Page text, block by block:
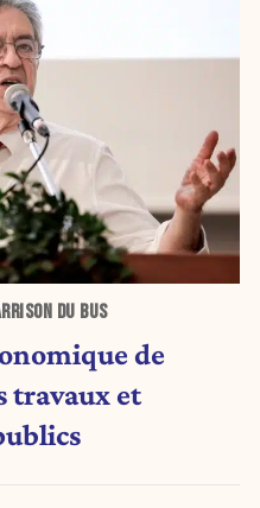
DU BUS
de
travaux et